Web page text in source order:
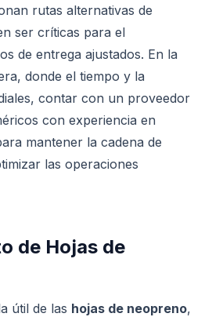
rutas alternativas de
ser críticas para el
de entrega ajustados. En la
donde el tiempo y la
contar con un proveedor
con experiencia en
mantener la cadena de
las operaciones
de Hojas de
útil de las hojas de neopreno,